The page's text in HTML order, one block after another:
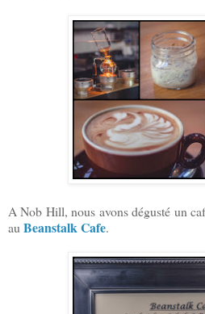
A Nob Hill, nous avons dégusté un
au Beanstalk Cafe.